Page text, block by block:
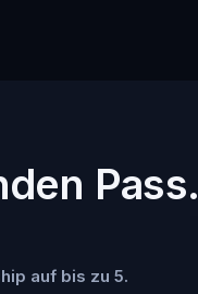
Pass.
auf bis zu 5.